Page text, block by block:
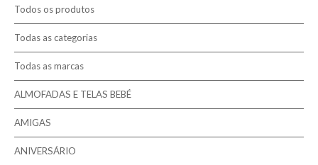
Promoções
Novidades
Contactos
Pesquisar
Todos os produtos
Todas as categorias
Todas as marcas
ALMOFADAS E TELAS BEBÉ
AMIGAS
ANIVERSÁRIO